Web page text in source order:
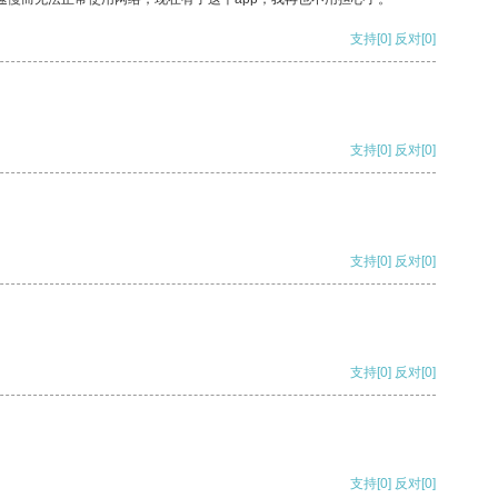
支持[0] 反对[0]
支持[0] 反对[0]
支持[0] 反对[0]
支持[0] 反对[0]
支持[0] 反对[0]